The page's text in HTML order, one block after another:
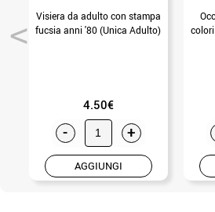
Visiera da adulto con stampa
fucsia anni '80 (Unica Adulto)
4.50€
- +
AGGIUNGI